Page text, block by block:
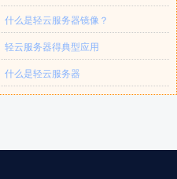
什么是轻云服务器镜像？
轻云服务器得典型应用
什么是轻云服务器